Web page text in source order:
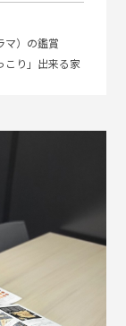
マ）の鑑賞
こり」出来る家